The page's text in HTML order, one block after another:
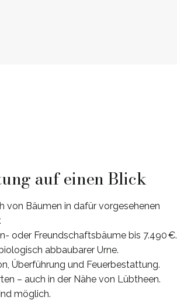
auf einen Blick
von Bäumen in dafür vorgesehenen
oder Freundschaftsbäume bis 7.490 €.
abbaubarer Urne.
Überführung und Feuerbestattung.
– auch in der Nähe von Lübtheen.
möglich.